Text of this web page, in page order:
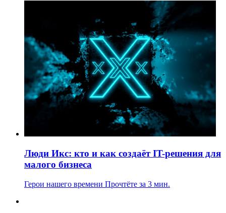
Люди Икс: кто и как создаёт IT-решения для
малого бизнеса
Герои нашего времени Прочтёте за 3 мин.